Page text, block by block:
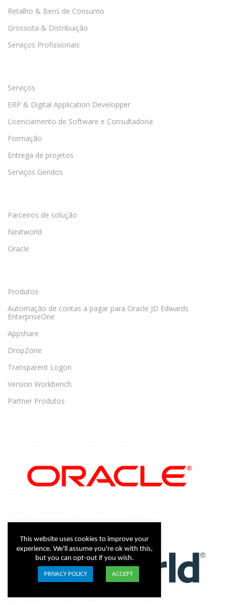
Retalho & Bens de Consumo
Grossista & Distribuição
Serviços Profissionais
Serviços
ERP & Digital Application Developper
Licenciamento de Software e Consultadoria
Formação
Entrega de projetos
Serviços Geridos
Parceiros de solução
Nextworld
Oracle
Produtos
Automação de contas a pagar para Oracle JD Edwards
EnterpriseOne
Appshare
DropZone
Transparent Logon
Version Workbench
Partner Produtos
This website uses cookies to improve your
experience. We'll assume you're ok with this,
but you can opt-out if you wish.
PRIVACY POLICY ACCEPT